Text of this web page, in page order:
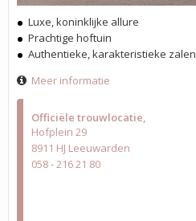
Officiële trouwlocatie
Hofplein 29
8911 HJ Leeuwarden
058 - 216 21 80
Luxe, koninklijke allure
Prachtige hoftuin
Authentieke, karakteristieke zalen
Meer informatie